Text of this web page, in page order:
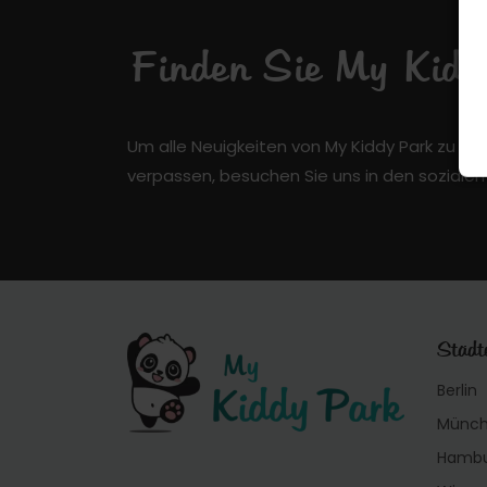
Finden Sie My
Um alle Neuigkeiten von My Kiddy Park zu
verpassen, besuchen Sie uns in den
Berlin